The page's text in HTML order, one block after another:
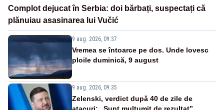
Complot dejucat în Serbia: doi bărbați, suspectați că
plănuiau asasinarea lui Vučić
9 aug. 2026, 09:37
Vremea se întoarce pe dos. Unde lovesc
ploile duminică, 9 august
9 aug. 2026, 09:35
Zelenski, verdict după 40 de zile de
atacuri: „Sunt mulțumit de rezultat”